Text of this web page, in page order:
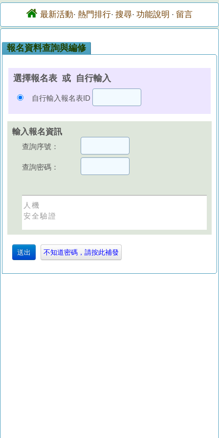
最新活動· 熱門排行· 搜尋· 功能說明 · 留言
報名資料查詢與編修
選擇報名表 或 自行輸入
自行輸入報名表ID
輸入報名資訊
查詢序號：
查詢密碼：
人機
安全驗證